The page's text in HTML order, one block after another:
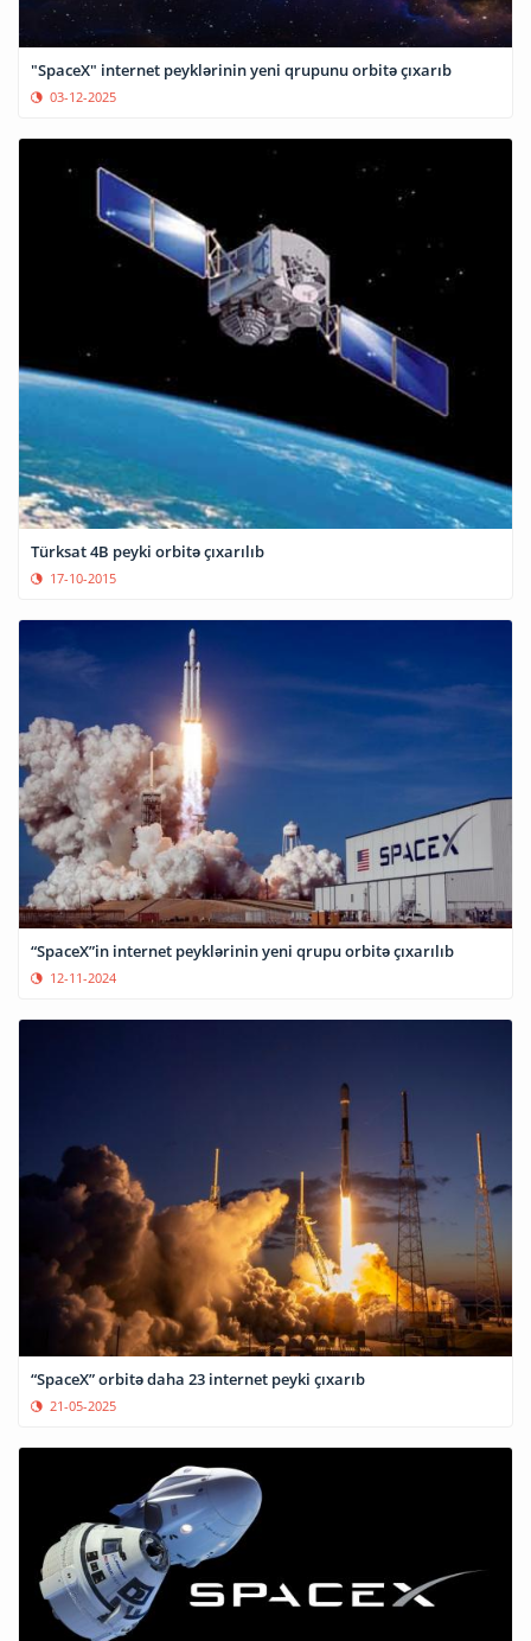
"SpaceX" internet peyklərinin yeni qrupunu orbitə çıxarıb
03-12-2025
Türksat 4B peyki orbitə çıxarılıb
17-10-2015
“SpaceX”in internet peyklərinin yeni qrupu orbitə çıxarılıb
12-11-2024
“SpaceX” orbitə daha 23 internet peyki çıxarıb
21-05-2025